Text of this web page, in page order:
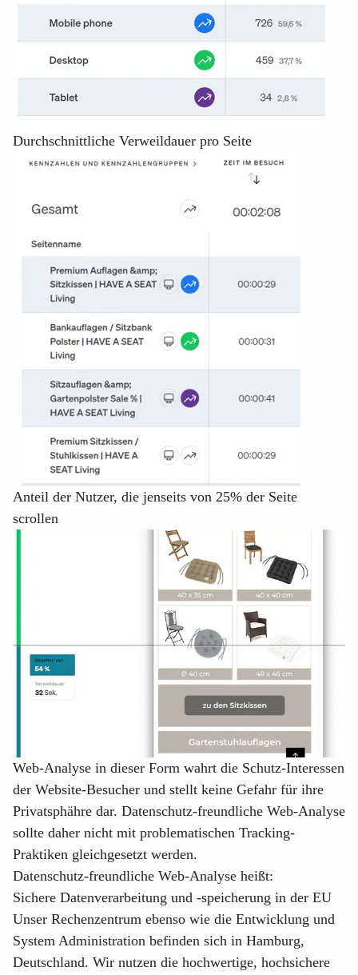
Durchschnittliche Verweildauer pro Seite
Anteil der Nutzer, die jenseits von 25% der Seite
scrollen
Web-Analyse in dieser Form wahrt die Schutz-Interessen
der Website-Besucher und stellt keine Gefahr für ihre
Privatsphähre dar. Datenschutz-freundliche Web-Analyse
sollte daher nicht mit problematischen Tracking-
Praktiken gleichgesetzt werden.
Datenschutz-freundliche Web-Analyse heißt:
Sichere Datenverarbeitung und -speicherung in der EU
Unser Rechenzentrum ebenso wie die Entwicklung und
System Administration befinden sich in Hamburg,
Deutschland. Wir nutzen die hochwertige, hochsichere